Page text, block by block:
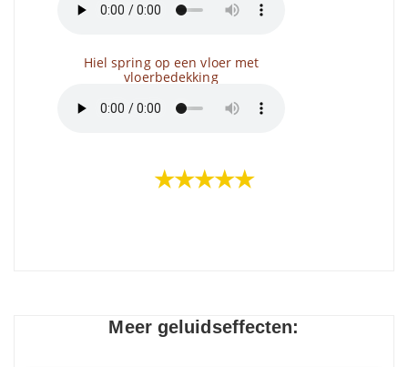
Hiel spring op een vloer met
vloerbedekking
★★★★★
Meer geluidseffecten: